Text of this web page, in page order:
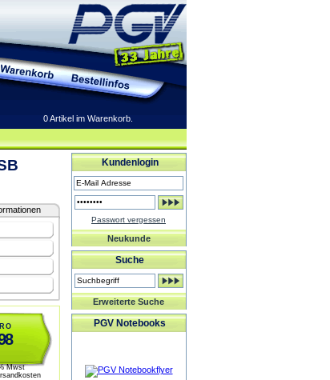
0 Artikel im Warenkorb.
Mwst
Kundenlogin
Passwort vergessen
Neukunde
Suche
Erweiterte Suche
PGV Notebooks